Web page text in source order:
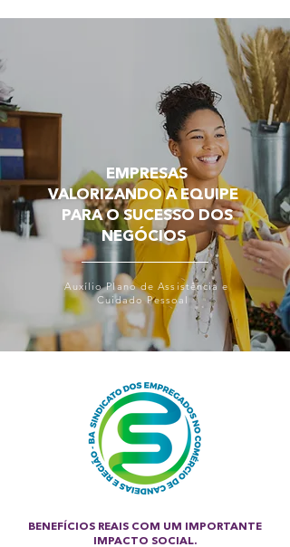
EMPRESAS
VALORIZANDO A EQUIPE
PARA O SUCESSO DOS
NEGÓCIOS
Auxílio Plano de Assistência e
Cuidado Pessoal
BENEFÍCIOS REAIS COM UM
IMPORTANTE
IMPACTO SOCIAL.